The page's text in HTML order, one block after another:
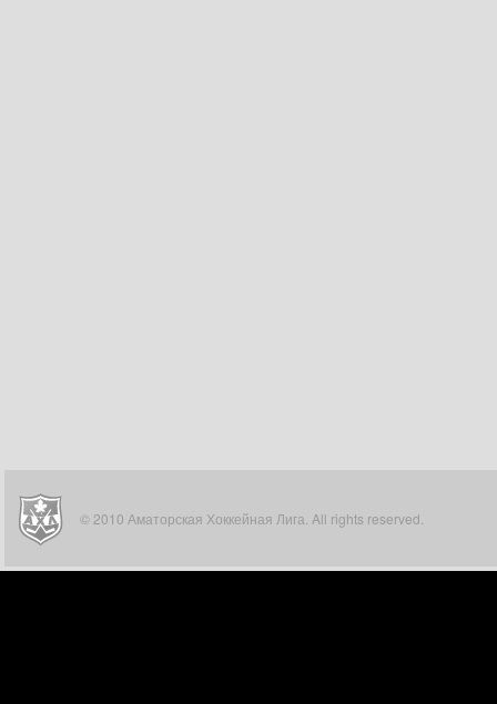
© 2010 Аматорская Хоккейная Лига. All rights reserved.